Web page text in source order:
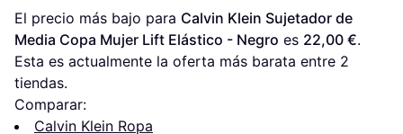
El precio más bajo para Calvin Klein Sujetador de
Media Copa Mujer Lift Elástico - Negro es 22,00 €.
Esta es actualmente la oferta más barata entre 2
tiendas.
Comparar:
Calvin Klein Ropa